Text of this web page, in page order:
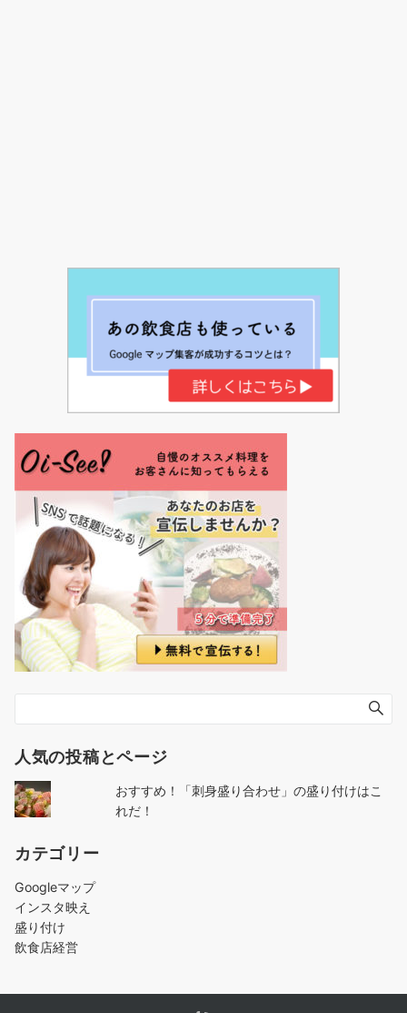
人気の投稿とページ
おすすめ！「刺身盛り合わせ」の盛り付けはこ
れだ！
カテゴリー
Googleマップ
インスタ映え
盛り付け
飲食店経営